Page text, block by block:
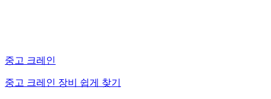
중고 크레인
중고 크레인 장비 쉽게 찾기